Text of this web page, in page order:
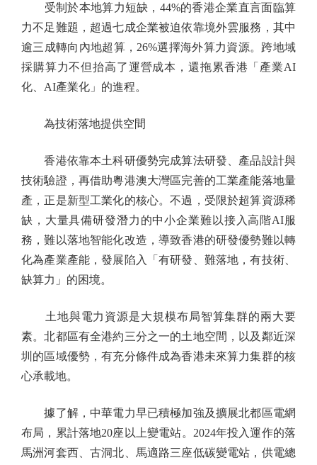
受制於本地算力短缺，44%的香港企業直言面臨算
力不足難題，超過七成企業被迫依靠境外雲服務，其中
逾三成轉向內地超算，26%選擇海外算力資源。跨地域
採購算力不但抬高了運營成本，還拖累香港「產業AI
化、AI產業化」的進程。
為技術落地提供空間
香港依靠本土科研優勢完成算法研發、產品設計與
技術驗證，再借助粵港澳大灣區完善的工業產能落地量
產，正是新型工業化的核心。不過，受限於超算資源稀
缺，大量具備研發潛力的中小企業難以接入高階AI服
務，難以落地智能化改造，導致香港的研發優勢難以轉
化為產業產能，發展陷入「有研發、難落地，有技術、
缺算力」的困境。
土地與電力資源是大規模布局智算集群的兩大要
素。北都區有全港約三分之一的土地空間，以及鄰近深
圳的區域優勢，有充分條件成為香港未來算力集群的核
心承載地。
據了解，中華電力早已積極加強及擴展北都區電網
布局，累計落地20座以上變電站。2024年投入運作的落
馬洲河套西、古洞北、馬適路三座低碳變電站，供電總